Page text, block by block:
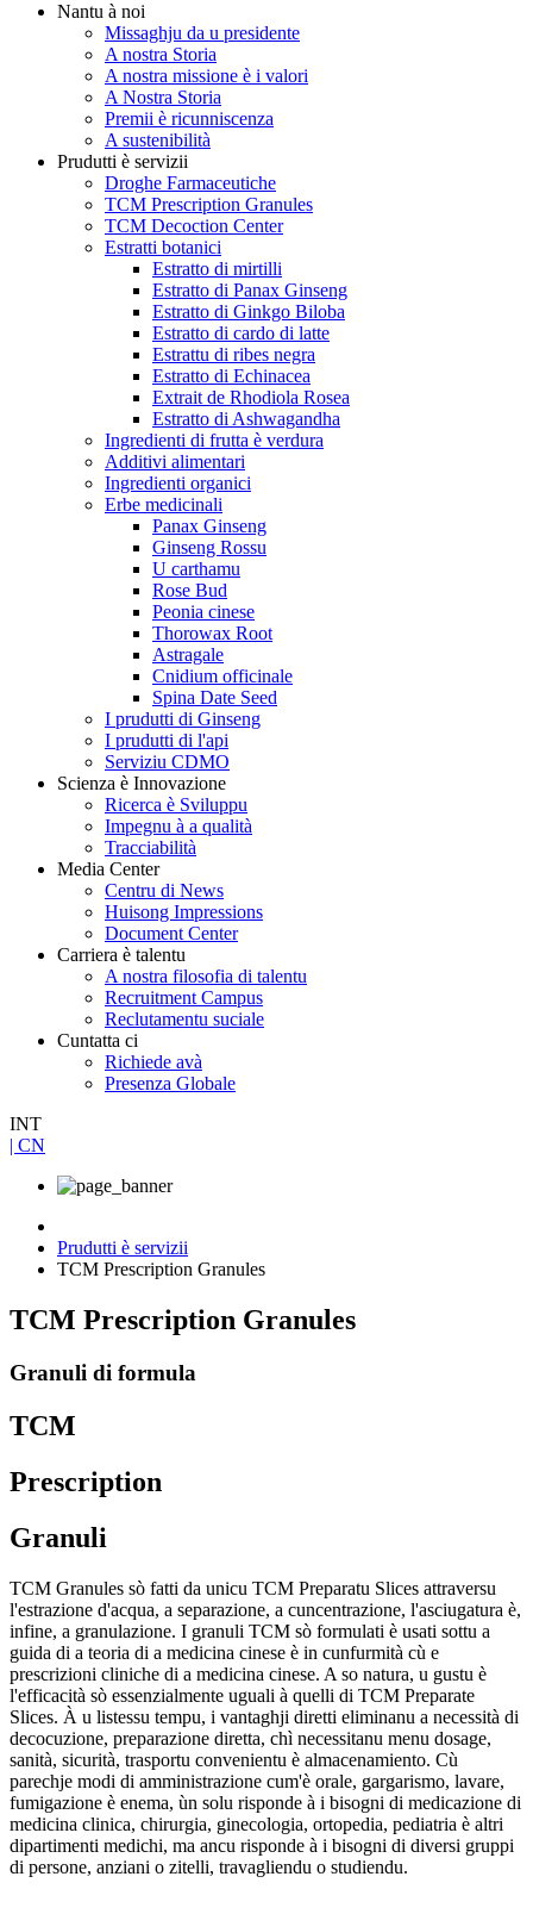
Nantu à noi
Missaghju da u presidente
A nostra Storia
A nostra missione è i valori
A Nostra Storia
Premii è ricunniscenza
A sustenibilità
Prudutti è servizii
Droghe Farmaceutiche
TCM Prescription Granules
TCM Decoction Center
Estratti botanici
Estratto di mirtilli
Estratto di Panax Ginseng
Estratto di Ginkgo Biloba
Estratto di cardo di latte
Estrattu di ribes negra
Estratto di Echinacea
Extrait de Rhodiola Rosea
Estratto di Ashwagandha
Ingredienti di frutta è verdura
Additivi alimentari
Ingredienti organici
Erbe medicinali
Panax Ginseng
Ginseng Rossu
U carthamu
Rose Bud
Peonia cinese
Thorowax Root
Astragale
Cnidium officinale
Spina Date Seed
I prudutti di Ginseng
I prudutti di l'api
Serviziu CDMO
Scienza è Innovazione
Ricerca è Sviluppu
Impegnu à a qualità
Tracciabilità
Media Center
Centru di News
Huisong Impressions
Document Center
Carriera è talentu
A nostra filosofia di talentu
Recruitment Campus
Reclutamentu suciale
Cuntatta ci
Richiede avà
Presenza Globale
INT
| CN
Prudutti è servizii
TCM Prescription Granules
TCM Prescription Granules
Granuli di formula
TCM
Prescription
Granuli
TCM Granules sò fatti da unicu TCM Preparatu Slices attraversu
l'estrazione d'acqua, a separazione, a cuncentrazione, l'asciugatura è,
infine, a granulazione. I granuli TCM sò formulati è usati sottu a
guida di a teoria di a medicina cinese è in cunfurmità cù e
prescrizioni cliniche di a medicina cinese. A so natura, u gustu è
l'efficacità sò essenzialmente uguali à quelli di TCM Preparate
Slices. À u listessu tempu, i vantaghji diretti eliminanu a necessità di
decocuzione, preparazione diretta, chì necessitanu menu dosage,
sanità, sicurità, trasportu convenientu è almacenamiento. Cù
parechje modi di amministrazione cum'è orale, gargarismo, lavare,
fumigazione è enema, ùn solu risponde à i bisogni di medicazione di
medicina clinica, chirurgia, ginecologia, ortopedia, pediatria è altri
dipartimenti medichi, ma ancu risponde à i bisogni di diversi gruppi
di persone, anziani o zitelli, travagliendu o studiendu.